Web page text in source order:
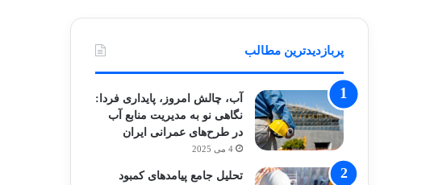
پربازدیدترین مطالب
آب، چالش امروز، پایداری فردا:
نگاهی نو به مدیریت منابع آب
در طرح‌های عمرانی ایران
4 می 2025
تحلیل جامع پیامدهای کمبود